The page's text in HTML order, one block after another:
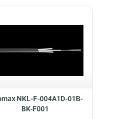
NKL-F-004A1D-01B-
BK-F001